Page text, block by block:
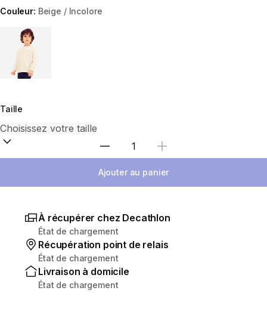
Couleur: Beige / Incolore
Choose a variant
Taille
Sélectionnez la quantité
Ajouter au panier
À récupérer chez Decathlon
État de chargement
Récupération point de relais
État de chargement
Livraison à domicile
État de chargement